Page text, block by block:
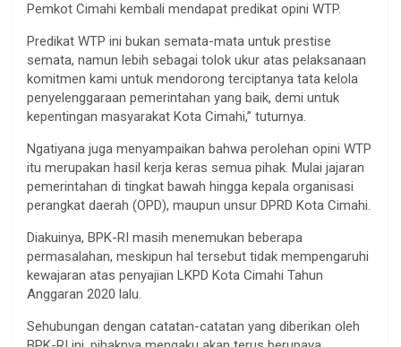
Pemkot Cimahi kembali mendapat predikat opini WTP.
Predikat WTP ini bukan semata-mata untuk prestise
semata, namun lebih sebagai tolok ukur atas pelaksanaan
komitmen kami untuk mendorong terciptanya tata kelola
penyelenggaraan pemerintahan yang baik, demi untuk
kepentingan masyarakat Kota Cimahi,” tuturnya.
Ngatiyana juga menyampaikan bahwa perolehan opini WTP
itu merupakan hasil kerja keras semua pihak. Mulai jajaran
pemerintahan di tingkat bawah hingga kepala organisasi
perangkat daerah (OPD), maupun unsur DPRD Kota Cimahi.
Diakuinya, BPK-RI masih menemukan beberapa
permasalahan, meskipun hal tersebut tidak mempengaruhi
kewajaran atas penyajian LKPD Kota Cimahi Tahun
Anggaran 2020 lalu.
Sehubungan dengan catatan-catatan yang diberikan oleh